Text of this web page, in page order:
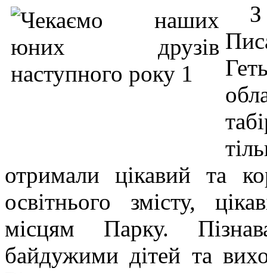
отримали цікавий та
освітнього змісту,
місцям Парку.
байдужими дітей та